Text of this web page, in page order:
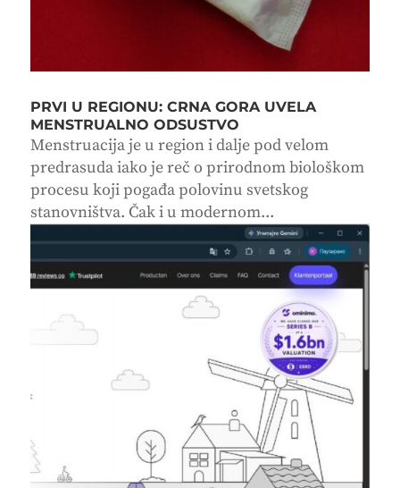
PRVI U REGIONU: CRNA GORA UVELA
MENSTRUALNO ODSUSTVO
Menstruacija je u region i dalje pod velom
predrasuda iako je reč o prirodnom biološkom
procesu koji pogađa polovinu svetskog
stanovništva. Čak i u modernom...